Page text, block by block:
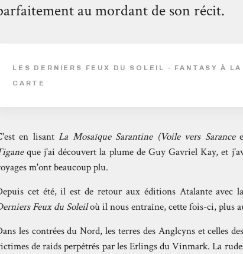
au mordant de son récit.
LES DERNIERS FEUX DU SOLEIL - FANTASY À LA
CARTE
en lisantLa Mosaïque Sarantine (Voile vers Sarance
que j'ai découvert la plume de Guy Gavriel Kay, et
m'ont beaucoup plu.
cet été, il est de retour aux éditions Atalante avec
Feux du Soleiloù il nous entraîne, cette fois-ci, plus
les contrées du Nord, les terres des Anglcyns et celles
de raids perpétrés par les Erlings du Vinmark. La